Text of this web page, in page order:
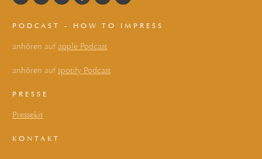
PODCAST - HOW TO IMPRESS
anhören auf apple Podcast
anhören auf spotify Podcast
PRESSE
Pressekit
KONTAKT